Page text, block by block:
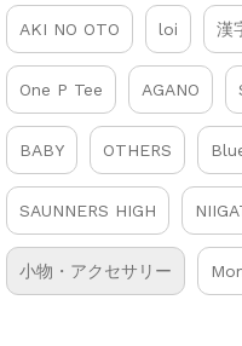
AKI NO OTO loi 漢
One P Tee AGANO
BABY OTHERS
SAUNNERS HIGH
小物・アクセサリー